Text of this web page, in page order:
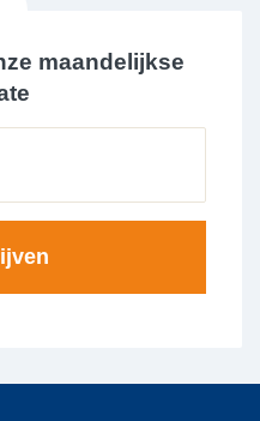
maandelijkse